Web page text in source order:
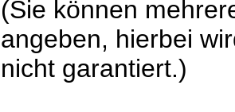
(Sie können
angeben, hierbei
nicht garantiert.)